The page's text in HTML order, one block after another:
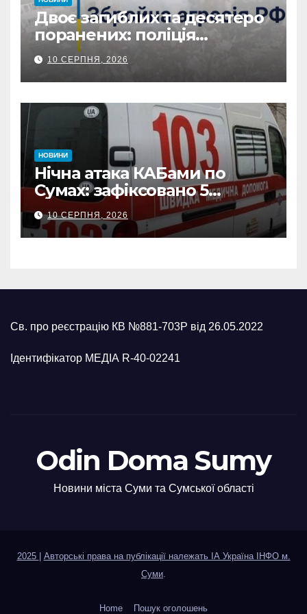
Двоє загиблих та десятеро
поранених: поліція
Сумщини документує
наслідки масованих
ворожих обстрілів
10 СЕРПНЯ, 2026
НОВИНИ
Нічна атака КАБами по
Сумах: зафіксовано 5
влучань, щонайменше
п’ятеро поранених
10 СЕРПНЯ, 2026
Св. про реєстрацію КВ №881-703Р від 26.05.2022
Ідентифікатор МЕДІА R-40-02241
Odin Doma Sumy
Новини міста Суми та Сумської області
2025
Авторські права на публікації належать ІА Україна ІНФО м.
Суми.
Home Пошук оголошень